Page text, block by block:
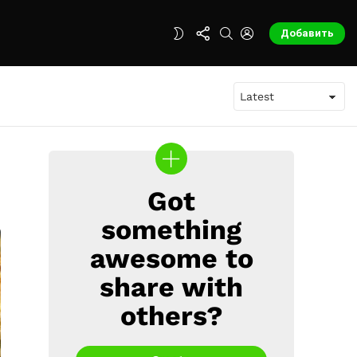
SWITCH
SEARCHLOGIN Добавить
CREATEGot
something
awesome to
share with
others?